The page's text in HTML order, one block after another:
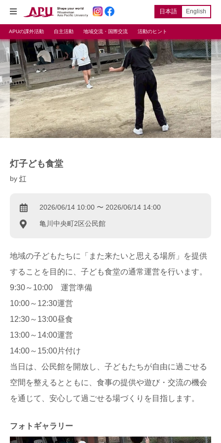
日本語 English
APUの課外活動 自主活動 地域交流・国際交流 活動のヒント
灯子ども食堂
by 灯
2026/06/14 10:00 〜 2026/06/14 14:00
亀川中央町2区公民館
地域の子どもたちに「また来たいと思える場所」を提供
することを目的に、子ども食堂の通常運営を行います。
9:30～10:00 運営準備
10:00～12:30運営
12:30～13:00昼食
13:00～14:00運営
14:00～15:00片付け
当日は、公民館を開放し、子どもたちが自由に過ごせる
空間を整えるとともに、食事の提供や遊び・交流の機会
を通じて、安心して過ごせる場づくりを目指します。
フォトギャラリー